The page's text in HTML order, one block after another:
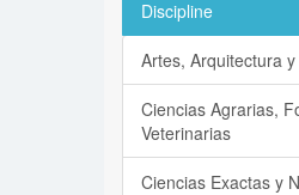
Discipline
Artes, Arquitectura
Ciencias Agrarias,
Veterinarias
Ciencias Exactas y